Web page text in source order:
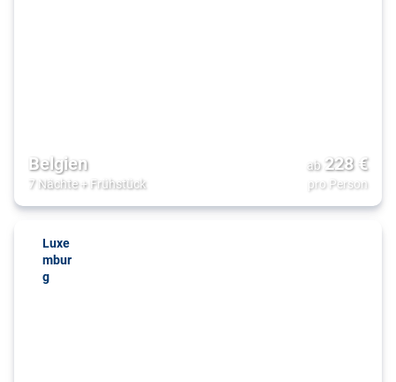
Belgien
7 Nächte+ Frühstück
ab 228€
pro Person
Luxe
mbur
g